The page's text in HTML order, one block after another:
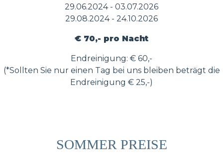
29.06.2024 - 03.07.2026
29.08.2024 - 24.10.2026
€ 70,- pro Nacht
Endreinigung: € 60,-
(*Sollten Sie nur einen Tag bei uns bleiben beträgt die
Endreinigung € 25,-)
SOMMER PREISE